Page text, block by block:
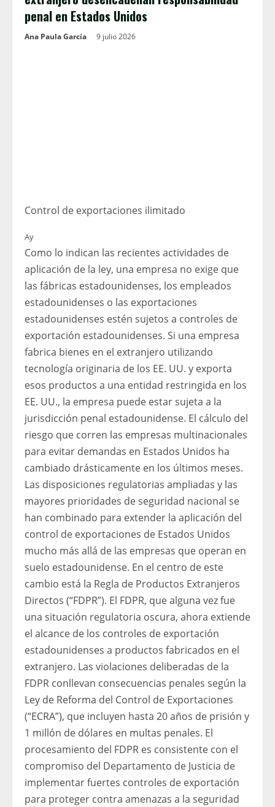
penal en Estados Unidos
Ana Paula García 9 julio 2026
Control de exportaciones ilimitado
Ay
Como lo indican las recientes actividades de
aplicación de la ley, una empresa no exige que
las fábricas estadounidenses, los empleados
estadounidenses o las exportaciones
estadounidenses estén sujetos a controles de
exportación estadounidenses. Si una empresa
fabrica bienes en el extranjero utilizando
tecnología originaria de los EE. UU. y exporta
esos productos a una entidad restringida en los
EE. UU., la empresa puede estar sujeta a la
jurisdicción penal estadounidense. El cálculo del
riesgo que corren las empresas multinacionales
para evitar demandas en Estados Unidos ha
cambiado drásticamente en los últimos meses.
Las disposiciones regulatorias ampliadas y las
mayores prioridades de seguridad nacional se
han combinado para extender la aplicación del
control de exportaciones de Estados Unidos
mucho más allá de las empresas que operan en
suelo estadounidense. En el centro de este
cambio está la Regla de Productos Extranjeros
Directos (“FDPR”). El FDPR, que alguna vez fue
una situación regulatoria oscura, ahora extiende
el alcance de los controles de exportación
estadounidenses a productos fabricados en el
extranjero. Las violaciones deliberadas de la
FDPR conllevan consecuencias penales según la
Ley de Reforma del Control de Exportaciones
(“ECRA”), que incluyen hasta 20 años de prisión y
1 millón de dólares en multas penales. El
procesamiento del FDPR es consistente con el
compromiso del Departamento de Justicia de
implementar fuertes controles de exportación
para proteger contra amenazas a la seguridad